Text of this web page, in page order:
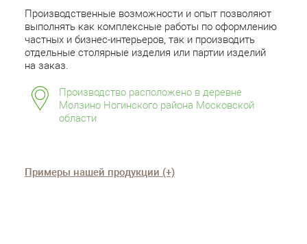
Производственные возможности и опыт позволяют
выполнять как комплексные работы по оформлению
частных и бизнес-интерьеров, так и производить
отдельные столярные изделия или партии изделий
на заказ.
Производство расположено в деревне
Молзино Ногинского района Московской
области
Примеры нашей продукции (+)